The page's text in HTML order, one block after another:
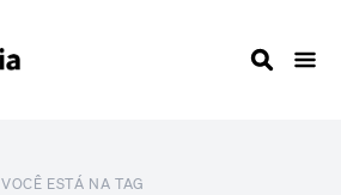
VOCÊ ESTÁ NA TAG